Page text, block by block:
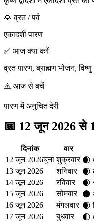
🙏 व्रत / पर्व
एकादशी पारण
✅ आज क्या करें
व्रत पारण, ब्राह्मण भोजन, विष्णु
⚠️ आज से बचें
पारण में अनुचित देरी
📅 12 जून 2026 से
दिनांक वार
12 जून 2026चुना शुक्रवार 🌒
13 जून 2026
शनिवार 🌒
14 जून 2026
रविवार 🌒
15 जून 2026
सोमवार 🌑
16 जून 2026
मंगलवार 🌒
17 जून 2026
बुधवार 🌓